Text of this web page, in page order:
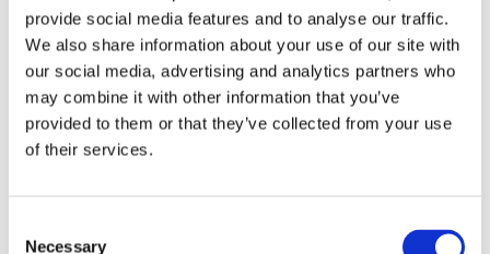
provide social media features and to analyse our traffic.
We also share information about your use of our site with
our social media, advertising and analytics partners who
may combine it with other information that you’ve
provided to them or that they’ve collected from your use
of their services.
Necessary